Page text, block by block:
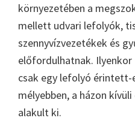
környezetében a
mellett udvari lefolyók,
szennyvízvezetékek és
előfordulhatnak.
csak egy lefolyó érintett-
mélyebben, a házon
alakult ki.